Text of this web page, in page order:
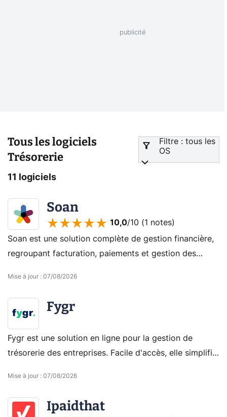
Tous les logiciels
Trésorerie
Filtre : tous les
OS
11 logiciels
Soan
10,0/10 (1 notes)
Soan est une solution complète de gestion financière,
regroupant facturation, paiements et gestion des
Mise à jour : 07/08/2026
Fygr
Fygr est une solution en ligne pour la gestion de
trésorerie des entreprises. Facile d'accès, elle simplifie
Mise à jour : 07/08/2026
Ipaidthat